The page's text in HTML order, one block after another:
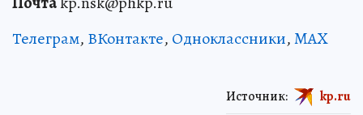
Телеграм, ВКонтакте, Одноклассники,MAX
Источник: kp.ru